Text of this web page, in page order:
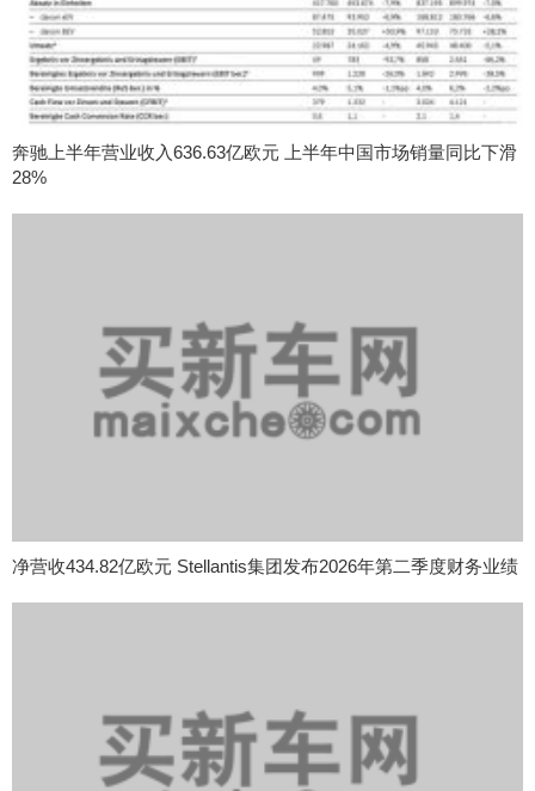
奔驰上半年营业收入636.63亿欧元 上半年中国市场销量同比下滑
28%
净营收434.82亿欧元 Stellantis集团发布2026年第二季度财务业绩